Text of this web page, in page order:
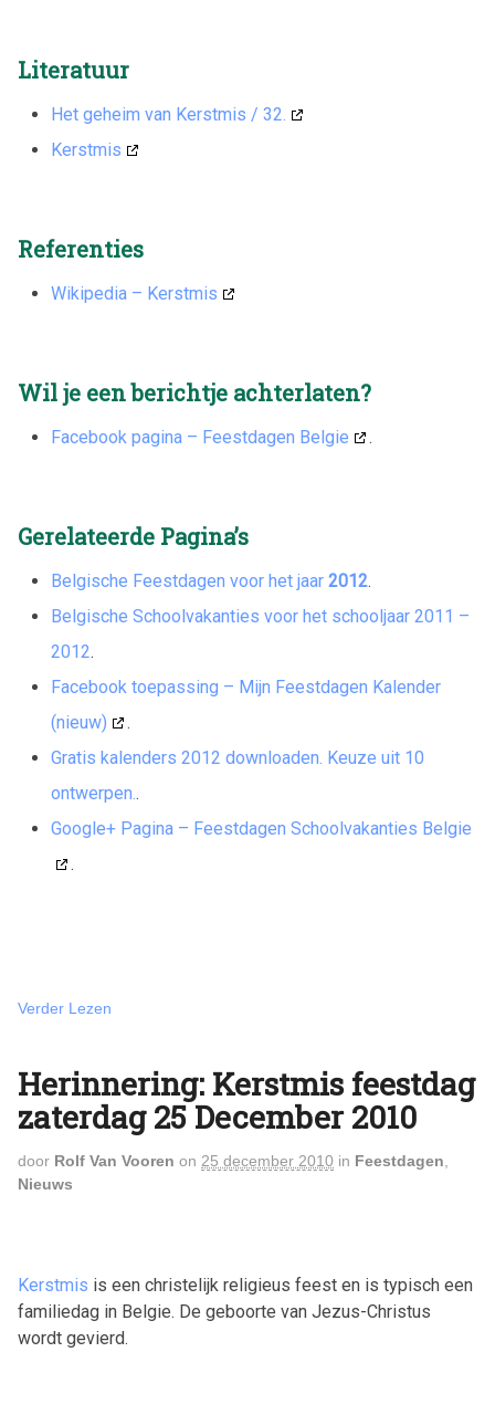
Literatuur
Het geheim van Kerstmis / 32.
Kerstmis
Referenties
Wikipedia – Kerstmis
Wil je een berichtje achterlaten?
Facebook pagina – Feestdagen Belgie .
Gerelateerde Pagina’s
Belgische Feestdagen voor het jaar 2012.
Belgische Schoolvakanties voor het schooljaar 2011 –
2012.
Facebook toepassing – Mijn Feestdagen Kalender
(nieuw)
.
Gratis kalenders 2012 downloaden. Keuze uit 10
ontwerpen..
Google+ Pagina – Feestdagen Schoolvakanties Belgie
.
Verder Lezen
Herinnering: Kerstmis feestdag
zaterdag 25 December 2010
door Rolf Van Vooren on 25 december 2010 in Feestdagen
Nieuws
Kerstmis is een christelijk religieus feest en is typisch een
familiedag in Belgie. De geboorte van Jezus-Christus
wordt gevierd.